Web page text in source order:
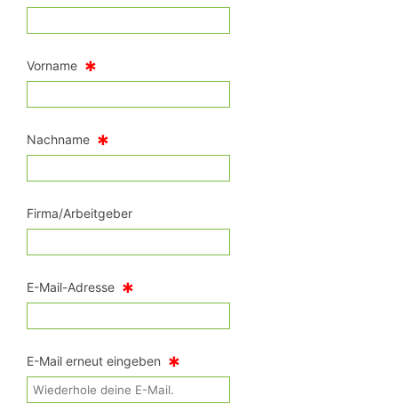
Vorname *
Nachname *
Firma/Arbeitgeber
E-Mail-Adresse *
E-Mail erneut eingeben *